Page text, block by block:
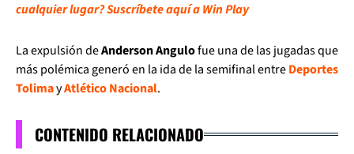
cualquier lugar? Suscríbete aquí a Win Play
La expulsión deAnderson Angulofue una de las jugadas que
más polémica generó en la ida de la semifinal entreDeportes
TolimayAtlético Nacional.
CONTENIDO RELACIONADO